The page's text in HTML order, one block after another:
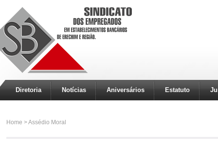
Diretoria Notícias Aniversários Estatuto
Home >Assédio Moral